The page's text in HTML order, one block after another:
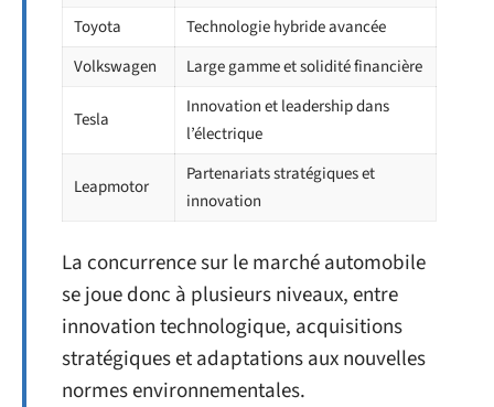
Toyota
Technologie hybride avancée
Volkswagen
Large gamme et solidité financière
Tesla
Innovation et leadership dans
l’électrique
Leapmotor
Partenariats stratégiques et
innovation
La concurrence sur le marché automobile
se joue donc à plusieurs niveaux, entre
innovation technologique, acquisitions
stratégiques et adaptations aux nouvelles
normes environnementales.